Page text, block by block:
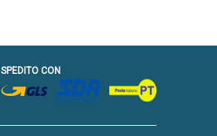
SPEDITO CON